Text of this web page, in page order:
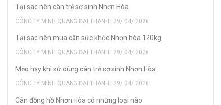
Tại sao nên cân trẻ sơ sinh Nhơn Hòa
CÔNG TY MINH QUANG ĐẠI THANH | 29/ 04/ 2026
Tại sao nên mua cân sức khỏe Nhơn hòa 120kg
CÔNG TY MINH QUANG ĐẠI THANH | 29/ 04/ 2026
Mẹo hay khi sử dùng cân trẻ sơ sinh Nhơn Hòa
CÔNG TY MINH QUANG ĐẠI THANH | 29/ 04/ 2026
Cân đồng hồ Nhơn Hòa có những loại nào